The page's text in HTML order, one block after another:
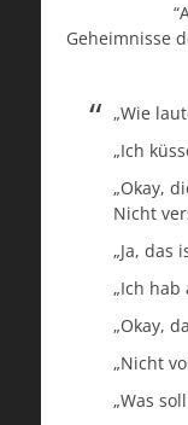
Geheimnisse
„Wie
„Ich
„Okay,
Nicht
„Ja, das
„Ich hab
„Okay,
„Nicht
„Was